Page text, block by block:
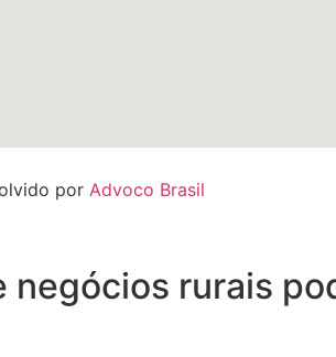
por Advoco Brasil
negócios rurais